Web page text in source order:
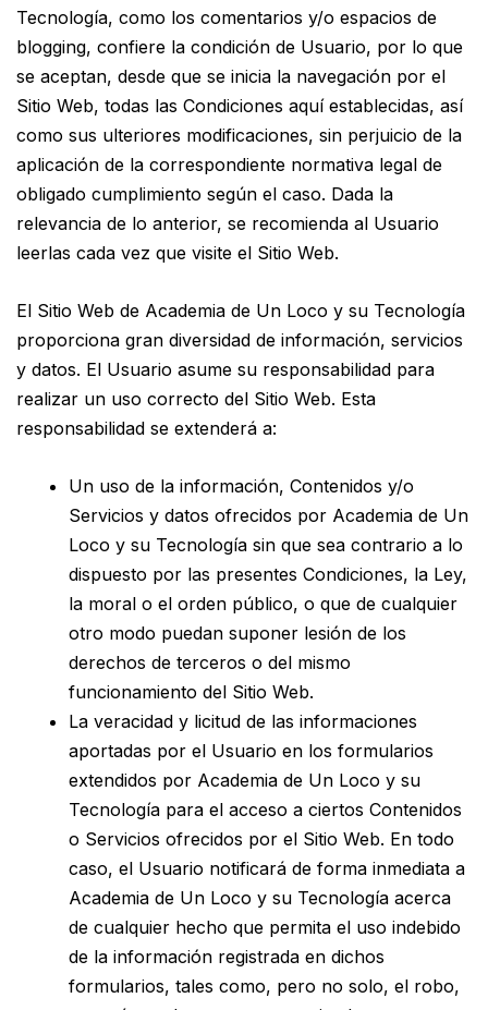
Tecnología, como los comentarios y/o espacios de
blogging, confiere la condición de Usuario, por lo que
se aceptan, desde que se inicia la navegación por el
Sitio Web, todas las Condiciones aquí establecidas, así
como sus ulteriores modificaciones, sin perjuicio de la
aplicación de la correspondiente normativa legal de
obligado cumplimiento según el caso. Dada la
relevancia de lo anterior, se recomienda al Usuario
leerlas cada vez que visite el Sitio Web.
El Sitio Web de Academia de Un Loco y su Tecnología
proporciona gran diversidad de información, servicios
y datos. El Usuario asume su responsabilidad para
realizar un uso correcto del Sitio Web. Esta
responsabilidad se extenderá a:
Un uso de la información, Contenidos y/o
Servicios y datos ofrecidos por Academia de Un
Loco y su Tecnología sin que sea contrario a lo
dispuesto por las presentes Condiciones, la Ley,
la moral o el orden público, o que de cualquier
otro modo puedan suponer lesión de los
derechos de terceros o del mismo
funcionamiento del Sitio Web.
La veracidad y licitud de las informaciones
aportadas por el Usuario en los formularios
extendidos por Academia de Un Loco y su
Tecnología para el acceso a ciertos Contenidos
o Servicios ofrecidos por el Sitio Web. En todo
caso, el Usuario notificará de forma inmediata a
Academia de Un Loco y su Tecnología acerca
de cualquier hecho que permita el uso indebido
de la información registrada en dichos
formularios, tales como, pero no solo, el robo,